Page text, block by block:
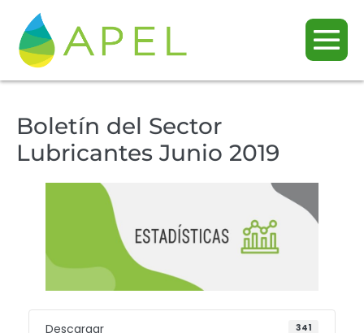
Boletín del Sector
Lubricantes Junio 2019
Descargar 341